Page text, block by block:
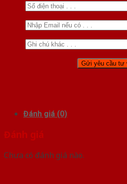
Đánh giá (0)
Đánh giá
Chưa có đánh giá nào.